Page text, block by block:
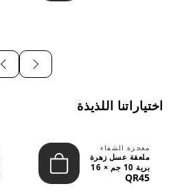
اختياراتنا اللذيذة
معجزة الشفاء
ملعقة عسل زهرة
برية 10 جم × 16
قطعة
QR45